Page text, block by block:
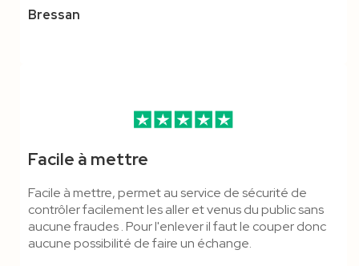
Bressan
Facile à mettre
Facile à mettre, permet au service de sécurité de
contrôler facilement les aller et venus du public sans
aucune fraudes . Pour l'enlever il faut le couper donc
aucune possibilité de faire un échange.